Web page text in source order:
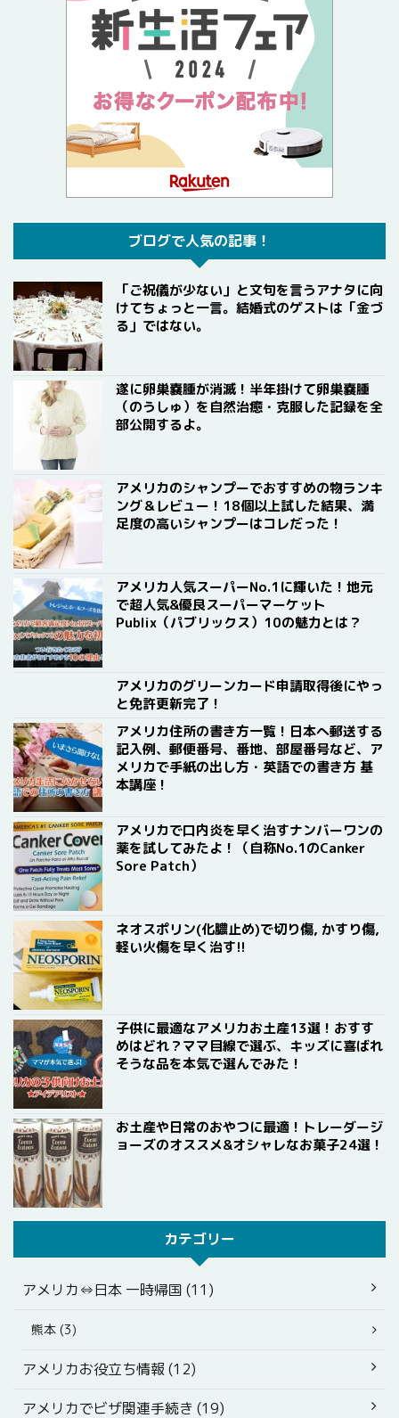
ブログで人気の記事！
「ご祝儀が少ない」と文句を言うアナタに向
けてちょっと一言。結婚式のゲストは「金づ
る」ではない。
遂に卵巣嚢腫が消滅！半年掛けて卵巣嚢腫
（のうしゅ）を自然治癒・克服した記録を全
部公開するよ。
アメリカのシャンプーでおすすめの物ランキ
ング＆レビュー！18個以上試した結果、満
足度の高いシャンプーはコレだった！
アメリカ人気スーパーNo.1に輝いた！地元
で超人気&優良スーパーマーケット
Publix（パブリックス）10の魅力とは？
アメリカのグリーンカード申請取得後にやっ
と免許更新完了！
アメリカ住所の書き方一覧！日本へ郵送する
記入例、郵便番号、番地、部屋番号など、ア
メリカで手紙の出し方・英語での書き方 基
本講座！
アメリカで口内炎を早く治すナンバーワンの
薬を試してみたよ！（自称No.1のCanker
Sore Patch）
ネオスポリン(化膿止め)で切り傷, かすり傷,
軽い火傷を早く治す!!
子供に最適なアメリカお土産13選！おすす
めはどれ？ママ目線で選ぶ、キッズに喜ばれ
そうな品を本気で選んでみた！
お土産や日常のおやつに最適！トレーダージ
ョーズのオススメ&オシャレなお菓子24選！
カテゴリー
アメリカ⇔日本 一時帰国 (11)
熊本 (3)
アメリカお役立ち情報 (12)
アメリカでビザ関連手続き (19)